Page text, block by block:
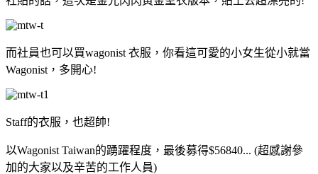
而社員也可以買wagonist 衣服，你看這可愛的小女生從小就當
Wagonist，多開心!
Staff的衣服，也超帥!
以Wagonist Taiwan的踴躍程度，最後募得$56840... (超感謝參
加的大家以及辛苦的工作人員)